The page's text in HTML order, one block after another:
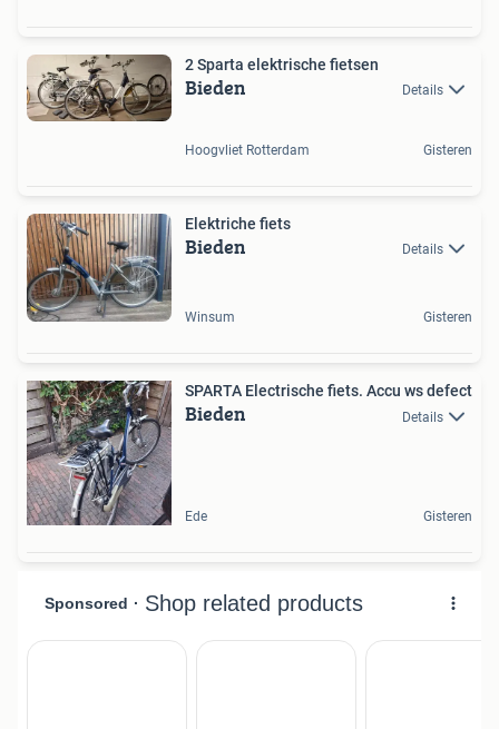
2 Sparta elektrische fietsen
Bieden Details
Hoogvliet Rotterdam Gisteren
Elektriche fiets
Bieden Details
Winsum Gisteren
SPARTA Electrische fiets. Accu ws defect
Bieden Details
Ede Gisteren